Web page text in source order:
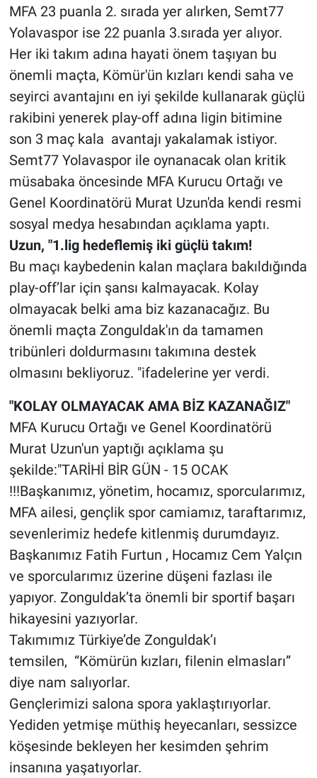
MFA 23 puanla 2. sırada yer alırken, Semt77
Yolavaspor ise 22 puanla 3.sırada yer alıyor.
Her iki takım adına hayati önem taşıyan bu
önemli maçta, Kömür'ün kızları kendi saha ve
seyirci avantajını en iyi şekilde kullanarak güçlü
rakibini yenerek play-off adına ligin bitimine
son 3 maç kala avantajı yakalamak istiyor.
Semt77 Yolavaspor ile oynanacak olan kritik
müsabaka öncesinde MFA Kurucu Ortağı ve
Genel Koordinatörü Murat Uzun'da kendi resmi
sosyal medya hesabından açıklama yaptı.
Uzun, "1.lig hedeflemiş iki güçlü takım!
Bu maçı kaybedenin kalan maçlara bakıldığında
play-off’lar için şansı kalmayacak. Kolay
olmayacak belki ama biz kazanacağız. Bu
önemli maçta Zonguldak'ın da tamamen
tribünleri doldurmasını takımına destek
olmasını bekliyoruz. "ifadelerine yer verdi.
"KOLAY OLMAYACAK AMA BİZ KAZANAĞIZ"
MFA Kurucu Ortağı ve Genel Koordinatörü
Murat Uzun'un yaptığı açıklama şu
şekilde:"TARİHİ BİR GÜN - 15 OCAK
!!!Başkanımız, yönetim, hocamız, sporcularımız,
MFA ailesi, gençlik spor camiamız, taraftarımız,
sevenlerimiz hedefe kitlenmiş durumdayız.
Başkanımız Fatih Furtun , Hocamız Cem Yalçın
ve sporcularımız üzerine düşeni fazlası ile
yapıyor. Zonguldak’ta önemli bir sportif başarı
hikayesini yazıyorlar.
Takımımız Türkiye’de Zonguldak’ı
temsilen, “Kömürün kızları, filenin elmasları”
diye nam salıyorlar.
Gençlerimizi salona spora yaklaştırıyorlar.
Yediden yetmişe müthiş heyecanları, sessizce
köşesinde bekleyen her kesimden şehrim
insanına yaşatıyorlar.